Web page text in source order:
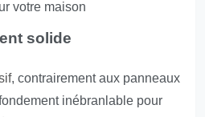
votre maison
solide
, contrairement aux panneaux
inébranlable pour